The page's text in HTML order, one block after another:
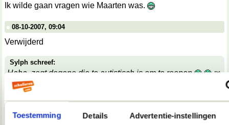
Toestemming Details Advertentie-instellingen
Ik wilde gaan vragen wie Maarten was.
08-10-2007, 09:04
Verwijderd
Sylph schreef:
Haha, zegt degene die te autistisch is om te roepen
;x
;x
Wat een belabberde failreactie.
08-10-2007, 09:17